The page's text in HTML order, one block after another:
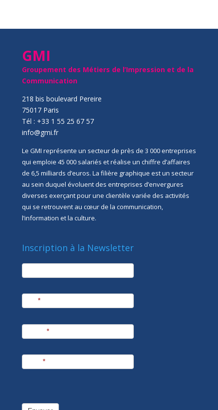
GMI
Groupement des Métiers de l’Impression et de la
Communication
218 bis boulevard Pereire
75017 Paris
Tél : +33 1 55 25 67 57
info@gmi.fr
Le GMI représente un secteur de près de 3 000 entreprises
qui emploie 45 000 salariés et réalise un chiffre d’affaires
de 6,5 milliards d’euros. La filière graphique est un secteur
au sein duquel évoluent des entreprises d’envergures
diverses exerçant pour une clientèle variée des activités
qui se retrouvent au cœur de la communication,
l’information et la culture.
Inscription à la Newsletter
newsletter
*
*
*